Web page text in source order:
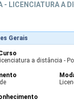
- LICENCIATURA A
Gerais
a distância -